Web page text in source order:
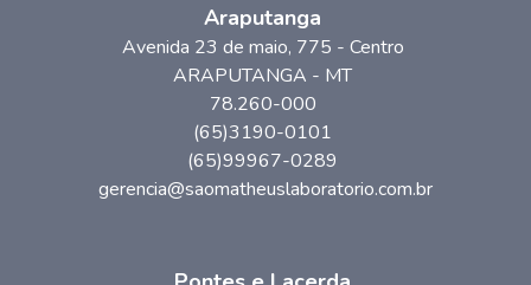
Araputanga
Avenida 23 de maio, 775 - Centro
ARAPUTANGA - MT
78.260-000
(65)3190-0101
(65)99967-0289
gerencia@saomatheuslaboratorio.com.br